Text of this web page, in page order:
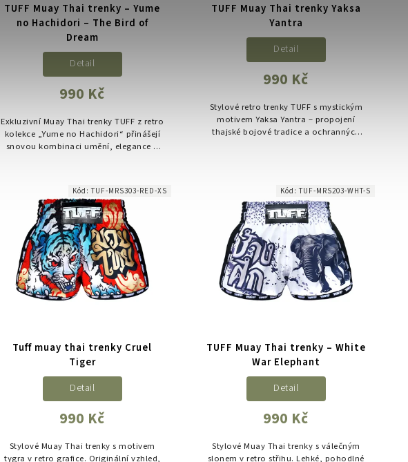
TUFF Muay Thai trenky – Yume
no Hachidori – The Bird of
Dream
990 Kč
Detail
Exkluzivní Muay Thai trenky TUFF z retro
kolekce „Yume no Hachidori“ přinášejí
snovou kombinaci umění, elegance a
TUFF Muay Thai trenky Yaksa
Yantra
990 Kč
Detail
Stylové retro trenky TUFF s mystickým
motivem Yaksa Yantra – propojení
thajské bojové tradice a ochranných
Tuff muay thai trenky Cruel
Tiger
990 Kč
Detail
Stylové Muay Thai trenky s motivem
tygra v retro grafice. Originální vzhled,
Kód:TUF-MRS303-RED-XS
TUFF Muay Thai trenky – White
War Elephant
990 Kč
Detail
Stylové Muay Thai trenky s válečným
slonem v retro střihu. Lehké, pohodlné
Kód:TUF-MRS203-WHT-S